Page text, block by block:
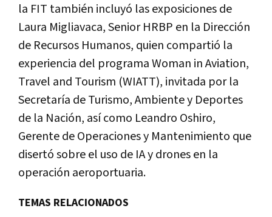
la FIT también incluyó las exposiciones de
Laura Migliavaca, Senior HRBP en la Dirección
de Recursos Humanos, quien compartió la
experiencia del programa Woman in Aviation,
Travel and Tourism (WIATT), invitada por la
Secretaría de Turismo, Ambiente y Deportes
de la Nación, así como Leandro Oshiro,
Gerente de Operaciones y Mantenimiento que
disertó sobre el uso de IA y drones en la
operación aeroportuaria.
TEMAS RELACIONADOS